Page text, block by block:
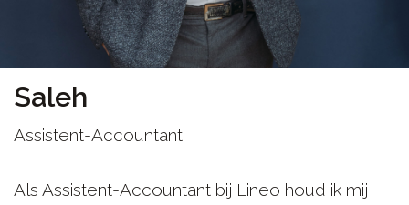
Saleh
Assistent-Accountant
Als Assistent-Accountant bij Lineo houd ik mij